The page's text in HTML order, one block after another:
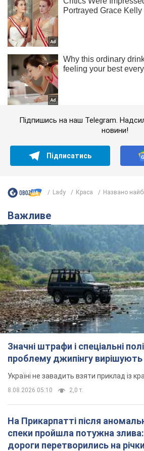
Підпишись на наш Telegram.
новини!
Підписатись
Lady Краса Названо
Важливе
Значні штрафи і спеціальні
проблему джипінгу
Україні не завадить взяти приклад із
8.08.2026 05:10 2,0 т.
На Прикарпатті після
спеки пройшла потужна злива:
дороги перетворились на